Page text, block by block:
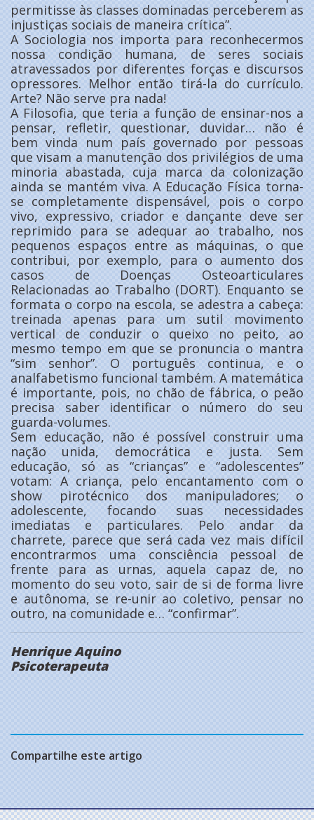
permitisse às classes dominadas perceberem as
injustiças sociais de maneira crítica”.
A Sociologia nos importa para reconhecermos
nossa condição humana, de seres sociais
atravessados por diferentes forças e discursos
opressores. Melhor então tirá-la do currículo.
Arte? Não serve pra nada!
A Filosofia, que teria a função de ensinar-nos a
pensar, refletir, questionar, duvidar… não é
bem vinda num país governado por pessoas
que visam a manutenção dos privilégios de uma
minoria abastada, cuja marca da colonização
ainda se mantém viva. A Educação Física torna-
se completamente dispensável, pois o corpo
vivo, expressivo, criador e dançante deve ser
reprimido para se adequar ao trabalho, nos
pequenos espaços entre as máquinas, o que
contribui, por exemplo, para o aumento dos
casos de Doenças Osteoarticulares
Relacionadas ao Trabalho (DORT). Enquanto se
formata o corpo na escola, se adestra a cabeça:
treinada apenas para um sutil movimento
vertical de conduzir o queixo no peito, ao
mesmo tempo em que se pronuncia o mantra
“sim senhor”. O português continua, e o
analfabetismo funcional também. A matemática
é importante, pois, no chão de fábrica, o peão
precisa saber identificar o número do seu
guarda-volumes.
Sem educação, não é possível construir uma
nação unida, democrática e justa. Sem
educação, só as “crianças” e “adolescentes”
votam: A criança, pelo encantamento com o
show pirotécnico dos manipuladores; o
adolescente, focando suas necessidades
imediatas e particulares. Pelo andar da
charrete, parece que será cada vez mais difícil
encontrarmos uma consciência pessoal de
frente para as urnas, aquela capaz de, no
momento do seu voto, sair de si de forma livre
e autônoma, se re-unir ao coletivo, pensar no
outro, na comunidade e… “confirmar”.
Henrique Aquino
Psicoterapeuta
Compartilhe este artigo